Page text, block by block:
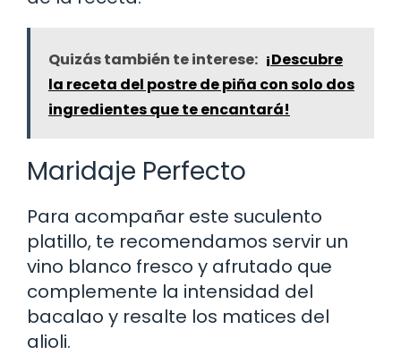
Quizás también te interese: ¡Descubre
la receta del postre de piña con solo dos
ingredientes que te encantará!
Maridaje Perfecto
Para acompañar este suculento
platillo, te recomendamos servir un
vino blanco fresco y afrutado que
complemente la intensidad del
bacalao y resalte los matices del
alioli.